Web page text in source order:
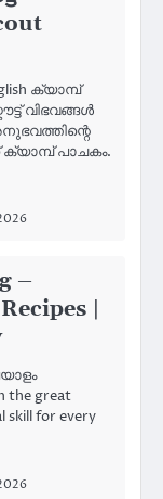
ക്യാമ്പ്
വിഭവങ്ങൾ
പാചകം.
–
|
the great
skill for every